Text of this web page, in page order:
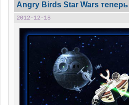
Angry Birds Star Wars
2012-12-18